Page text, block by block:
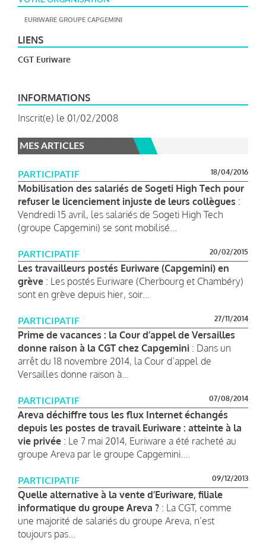
EURIWARE GROUPE CAPGEMINI
LIENS
CGT Euriware
INFORMATIONS
Inscrit(e) le 01/02/2008
MES ARTICLES
PARTICIPATIF 18/04/2016
Mobilisation des salariés de Sogeti High Tech pour
refuser le licenciement injuste de leurs collègues :
Vendredi 15 avril, les salariés de Sogeti High Tech
(groupe Capgemini) se sont mobilisé...
PARTICIPATIF 20/02/2015
Les travailleurs postés Euriware (Capgemini) en
grève : Les postés Euriware (Cherbourg et Chambéry)
sont en grève depuis hier, soir...
PARTICIPATIF 27/11/2014
Prime de vacances : la Cour d’appel de Versailles
donne raison à la CGT chez Capgemini : Dans un
arrêt du 18 novembre 2014, la Cour d’appel de
Versailles donne raison à...
PARTICIPATIF 07/08/2014
Areva déchiffre tous les flux Internet échangés
depuis les postes de travail Euriware : atteinte à la
vie privée : Le 7 mai 2014, Euriware a été racheté au
groupe Areva par le groupe Capgemini....
PARTICIPATIF 09/12/2013
Quelle alternative à la vente d’Euriware, filiale
informatique du groupe Areva ? : La CGT, comme
une majorité de salariés du groupe Areva, n’est
toujours pas...